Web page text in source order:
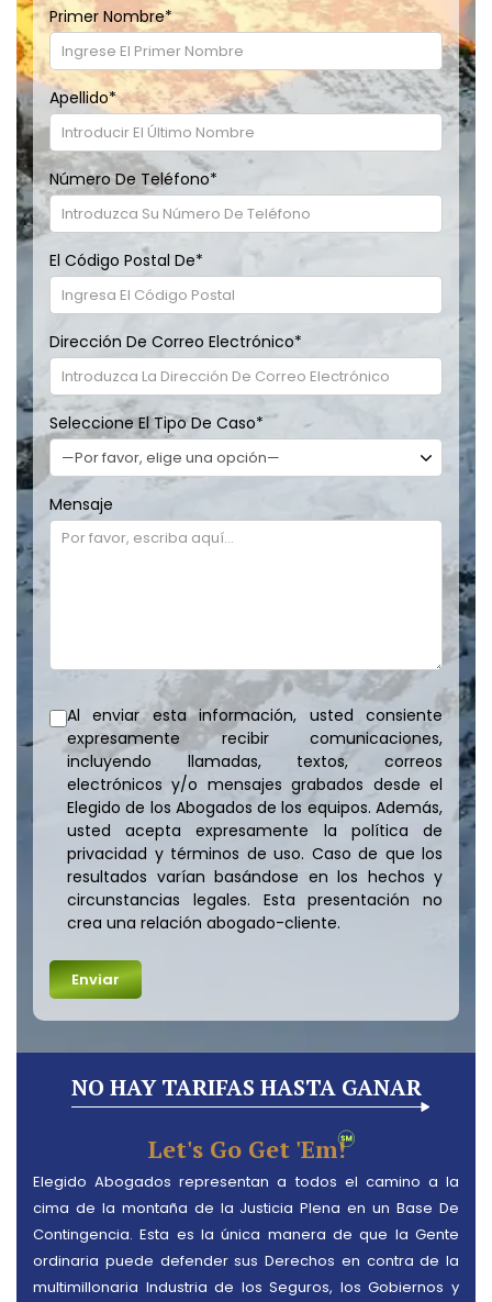
Primer Nombre*
Apellido*
Número De Teléfono*
El Código Postal De*
Dirección De Correo Electrónico*
Seleccione El Tipo De Caso*
Mensaje
Al enviar esta información, usted consiente
expresamente recibir comunicaciones,
incluyendo llamadas, textos, correos
electrónicos y/o mensajes grabados desde el
Elegido de los Abogados de los equipos. Además,
usted acepta expresamente la política de
privacidad y términos de uso. Caso de que los
resultados varían basándose en los hechos y
circunstancias legales. Esta presentación no
crea una relación abogado-cliente.
NO HAY TARIFAS HASTA GANAR
Let's Go Get 'em!
Elegido Abogados representan a todos el camino a la
cima de la montaña de la Justicia Plena en un Base De
Contingencia. Esta es la única manera de que la Gente
ordinaria puede defender sus Derechos en contra de la
multimillonaria Industria de los Seguros, los Gobiernos y